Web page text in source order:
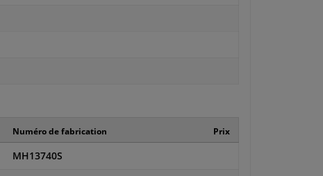
Numéro de fabrication Prix
MH13740S